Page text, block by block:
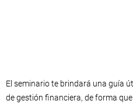
El seminario te brindará una guía
de gestión financiera, de forma